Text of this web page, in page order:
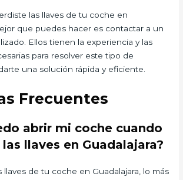
las llaves de tu coche en
que puedes hacer es contactar a un
Ellos tienen la experiencia y las
para resolver este tipo de
una solución rápida y eficiente.
Frecuentes
abrir mi coche cuando
llaves en Guadalajara?
llaves de tu coche en Guadalajara, lo más